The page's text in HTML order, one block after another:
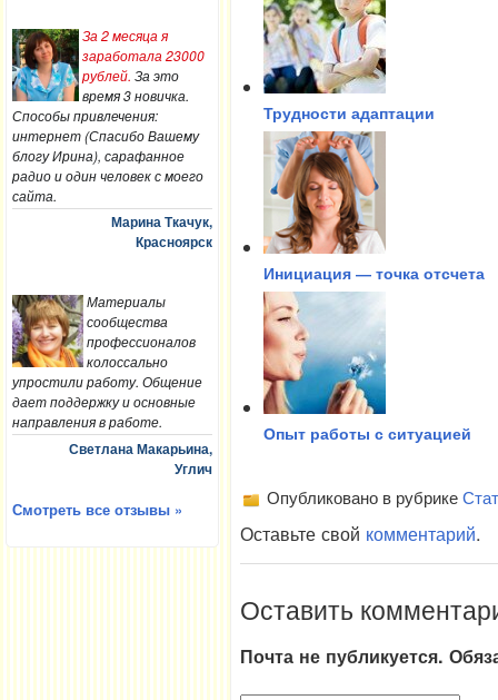
За 2 месяца я
заработала 23000
рублей. За это
время 3 новичка.
Способы привлечения:
интернет (Спасибо Вашему
блогу Ирина), сарафанное
радио и один человек с моего
сайта.
Марина Ткачук,
Красноярск
Материалы
сообщества
профессионалов
колоссально
упростили работу. Общение
дает поддержку и основные
направления в работе.
Светлана Макарьина,
Углич
Смотреть все отзывы »
Трудности адаптации
Инициация — точка отсчета
Опыт работы с ситуацией
Опубликовано в рубрике
Оставьте свой комментарий.
Оставить
Почта не публикуется.